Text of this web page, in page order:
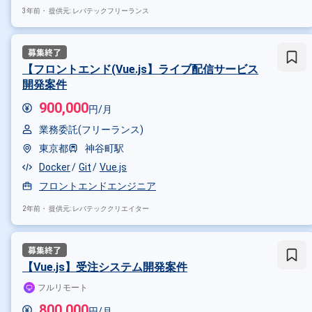
3年前・ 提供元: レバテックフリーランス
【フロントエンド(Vue.js】ライブ配信サービス
開発案件
900,000円/月
業務委託(フリーランス)
東京都
神谷町駅
Docker
Git
Vue.js
フロントエンドエンジニア
2年前・ 提供元: レバテッククリエイター
【Vue.js】受注システム開発案件
フルリモート
その他開発言語・スキルから探す
HTML